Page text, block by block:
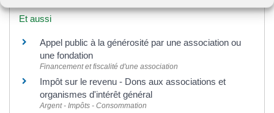
Et aussi
Appel public à la générosité par une association ou
une fondation
Financement et fiscalité d'une association
Impôt sur le revenu - Dons aux associations et
organismes d'intérêt général
Argent - Impôts - Consommation